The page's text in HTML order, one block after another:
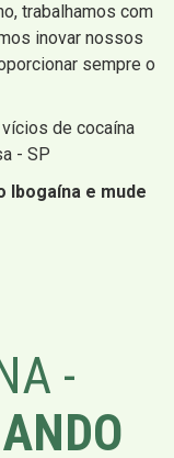
trabalhamos com
inovar nossos
sempre o
de cocaína
- SP
Ibogaína e mude
-